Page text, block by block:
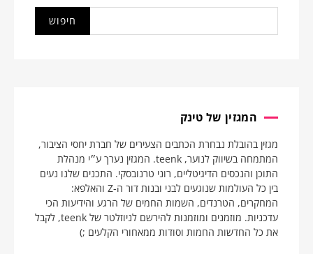
המגזין של טינק
מגזין בהובלת נבחרת הכתבים הצעירים של חברת יחסי הציבור,
המתמחה בשיווק לנוער, teenk. המגזין נערך ע״י מנהלת
התוכן והנכסים הדיגיטליים, רוני טרנובסקי. התכנים שלנו נעים
בין כל העולמות שנוגעים לבני ובנות דור ה-Z והאלפא:
המחקרים, הטרנדים, השמות החמים של הרגע והידיעות הכי
עדכניות. מוזמנים ומוזמנות להירשם לניוזלטר של teenk, לקבל
את כל החדשות החמות וסודות ממאחורי הקלעים ;)